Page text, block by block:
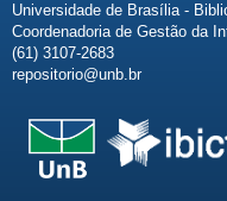
Universidade de Brasília -
Coordenadoria de Gestão da
(61) 3107-2683
repositorio@unb.br